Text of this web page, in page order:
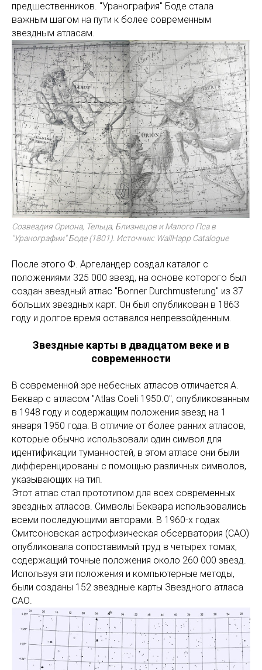
предшественников. "Уранография" Боде стала
важным шагом на пути к более современным
звездным атласам.
Созвездия Ориона, Тельца, Близнецов и Малого Пса в
"Уранографии" Боде (1801). Источник: WallHapp Catalogue
После этого Ф. Аргеландер создал каталог с
положениями 325 000 звезд, на основе которого был
создан звездный атлас "Bonner Durchmusterung" из 37
больших звездных карт. Он был опубликован в 1863
году и долгое время оставался непревзойденным.
Звездные карты в двадцатом веке и в
современности
В современной эре небесных атласов отличается А.
Беквар с атласом "Atlas Coeli 1950.0", опубликованным
в 1948 году и содержащим положения звезд на 1
января 1950 года. В отличие от более ранних атласов,
которые обычно использовали один символ для
идентификации туманностей, в этом атласе они были
дифференцированы с помощью различных символов,
указывающих на тип.
Этот атлас стал прототипом для всех современных
звездных атласов. Символы Беквара использовались
всеми последующими авторами. В 1960-х годах
Смитсоновская астрофизическая обсерватория (САО)
опубликовала сопоставимый труд в четырех томах,
содержащий точные положения около 260 000 звезд.
Используя эти положения и компьютерные методы,
были созданы 152 звездные карты Звездного атласа
САО.